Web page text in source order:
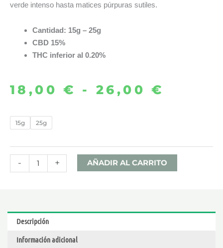
verde intenso hasta matices púrpuras sutiles.
Cantidad: 15g – 25g
CBD 15%
THC inferior al 0.20%
18,00€ - 26,00€
desde
hasta
15g 25g
-
POP
SOUR
TSUNAMI
FLORES
IGUANA
SMOKE
cantidad
+ AÑADIR AL CARRITO
Descripción
Información adicional